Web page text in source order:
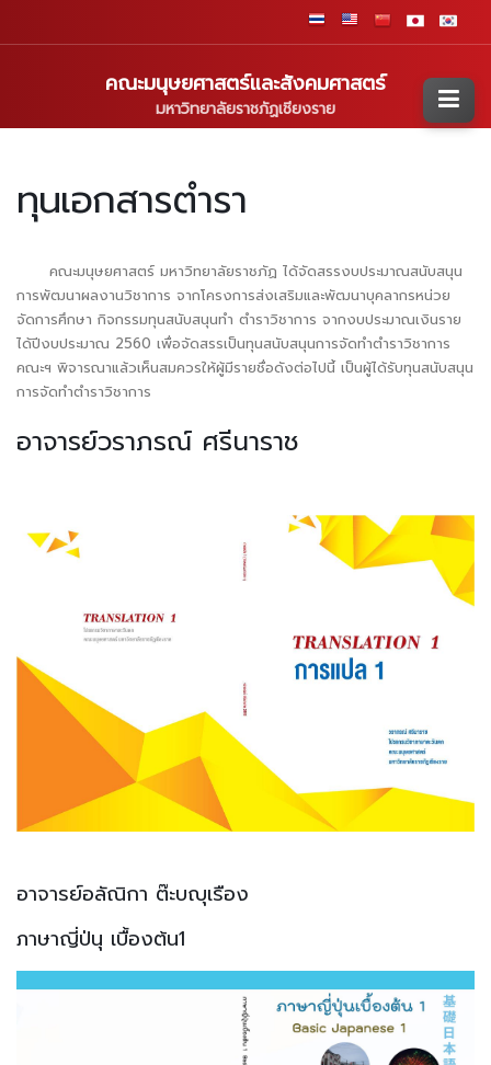
คณะมนุษยศาสตร์และสังคมศาสตร์
มหาวิทยาลัยราชภัฏเชียงราย
ทุนเอกสารตำรา
คณะมนุษยศาสตร์ มหาวิทยาลัยราชภัฏ ได้จัดสรรงบประมาณสนับสนุน
การพัฒนาผลงานวิชาการ จากโครงการส่งเสริมและพัฒนาบุคลากรหน่วย
จัดการศึกษา กิจกรรมทุนสนับสนุนทำ ตำราวิชาการ จากงบประมาณเงินราย
ได้ปีงบประมาณ 2560 เพื่อจัดสรรเป็นทุนสนับสนุนการจัดทำตำราวิชาการ
คณะฯ พิจารณาแล้วเห็นสมควรให้ผู้มีรายชื่อดังต่อไปนี้ เป็นผู้ได้รับทุนสนับสนุน
การจัดทำตำราวิชาการ
อาจารย์วราภรณ์ ศรีนาราช
อาจารย์อลัณิกา ต๊ะบญุเรือง
ภาษาญี่ป่นุ เบื้องต้น1